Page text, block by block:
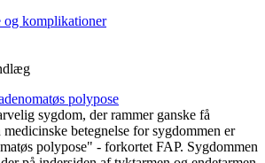
og komplikationer
polypose
sygdom, der rammer ganske få
medicinske betegnelse for sygdommen er
polypose" - forkortet FAP. Sygdommen